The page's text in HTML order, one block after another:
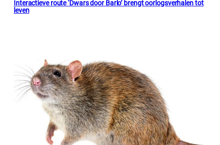
Interactieve route ‘Dwars door Barlo’ brengt oorlogsverhalen tot
leven